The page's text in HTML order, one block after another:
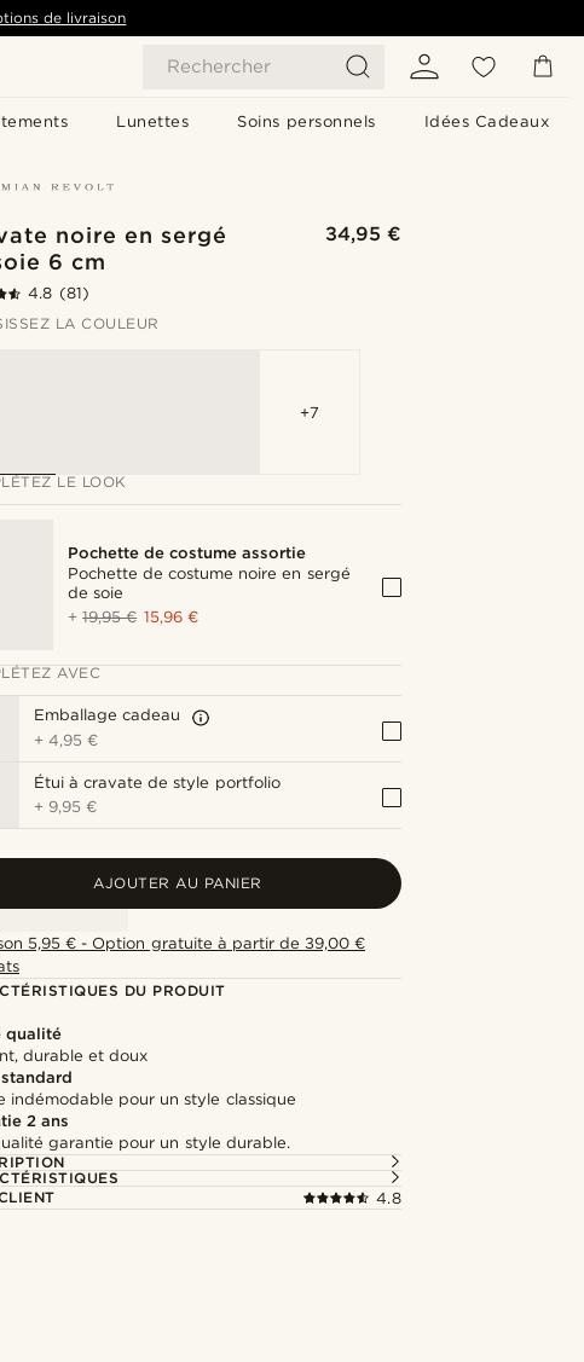
Rechercher
Lunettes Soins personnels Idées Cadeaux
de livraison
noire en sergé
6 cm
34,95 €
4.8 (81)
LA COULEUR
+7
LE LOOK
Pochette de costume assortie
Pochette de costume noire en sergé
de soie
+19,95 € 15,96 €
AVEC
Emballage cadeau
+4,95 €
Étui à cravate de style portfolio
+ 9,95 €
AJOUTER AU PANIER
5,95 € - Option gratuite à partir de 39,00 €
DU PRODUIT
qualité
durable et doux
indémodable pour un style classique
2 ans
garantie pour un style durable.
4.8